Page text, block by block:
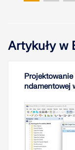
Artykuły w
ndamentowej